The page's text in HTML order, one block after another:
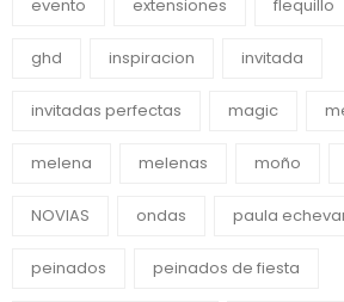
evento extensiones flequillo
ghd inspiracion invitada
invitadas perfectas magic
melena melenas moño
NOVIAS ondas paula
peinados peinados de fiesta